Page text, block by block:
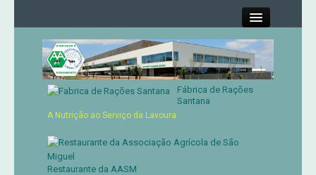
Contactos
Fábrica de Rações
Santana
A Nutrição ao Serviço da Lavoura
Restaurante da AASM